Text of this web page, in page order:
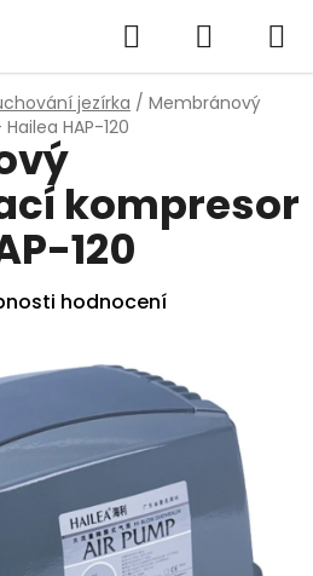
Hledat
KOŠÍK
jezírka / Membránový
HAP-120
kompresor
120
hodnocení